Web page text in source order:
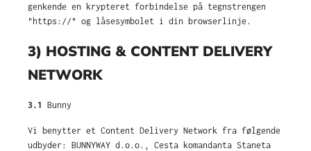
genkende en krypteret forbindelse på tegnstrengen
"https://" og låsesymbolet i din browserlinje.
3) HOSTING & CONTENT DELIVERY
NETWORK
3.1 Bunny
Vi benytter et Content Delivery Network fra følgende
udbyder: BUNNYWAY d.o.o., Cesta komandanta Staneta